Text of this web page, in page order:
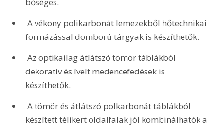
A vékony polikarbonát lemezekből hőtechnikai
formázással domború tárgyak is készíthetők.
Az optikailag átlátszó tömör táblákból
dekoratív és ívelt medencefedések is
készíthetők.
A tömör és átlátszó polkarbonát táblákból
készített télikert oldalfalak jól kombinálhatók a